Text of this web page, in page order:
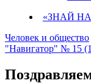
«ЗНАЙ
Человек и общество
"Навигатор" № 15